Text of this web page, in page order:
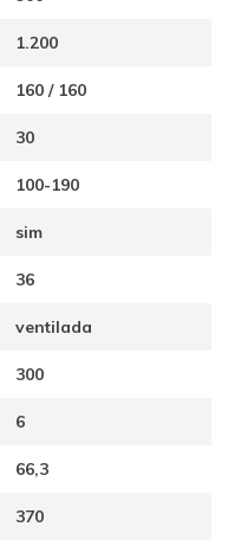
1.200
160 / 160
30
100-190
sim
36
ventilada
300
6
66,3
370